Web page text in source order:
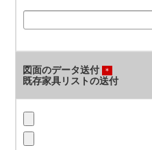
図面のデータ送付 ＊
既存家具リストの送付